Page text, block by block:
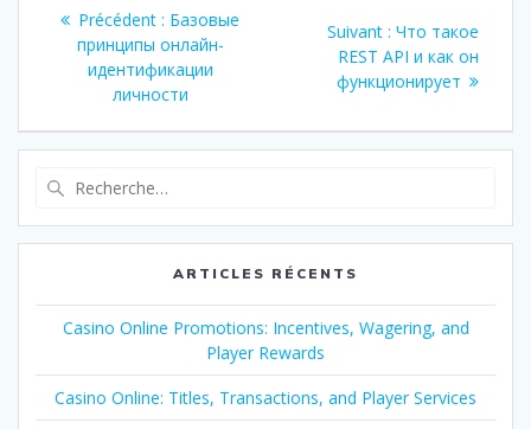
l’article
Précédent : Article
précédent
:
Базовые
принципы онлайн-
идентификации
личности
Suivant : Article
suivant
:
Что такое
REST API и как он
функционирует
:
ARTICLES RÉCENTS
Casino Online Promotions: Incentives, Wagering, and
Player Rewards
Casino Online: Titles, Transactions, and Player Services